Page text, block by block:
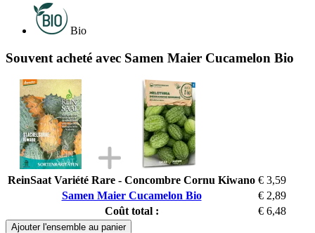
Bio
Souvent acheté avec Samen Maier Cucamelon Bio
ReinSaat Variété Rare - Concombre Cornu Kiwano € 3,59
Samen Maier Cucamelon Bio
€ 2,89
Coût total :
€ 6,48
Ajouter l'ensemble au panier